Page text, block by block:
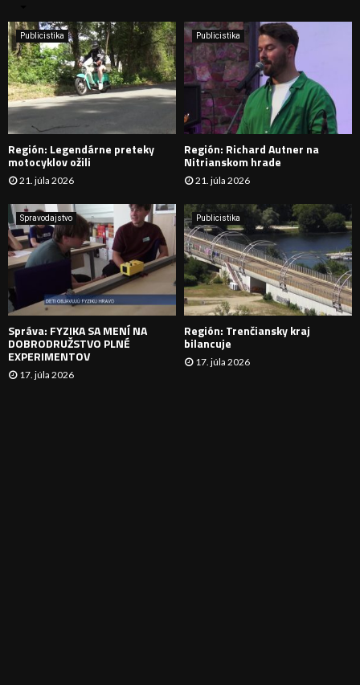
i
e
:
H
D
A
N
I
E
Publicistika
Región: Legendárne preteky
motocyklov ožili
21. júla 2026
Publicistika
Región: Richard Autner na
Nitrianskom hrade
21. júla 2026
Spravodajstvo
Správa: FYZIKA SA MENÍ NA
DOBRODRUŽSTVO PLNÉ
EXPERIMENTOV
17. júla 2026
Publicistika
Región: Trenčiansky kraj
bilancuje
17. júla 2026